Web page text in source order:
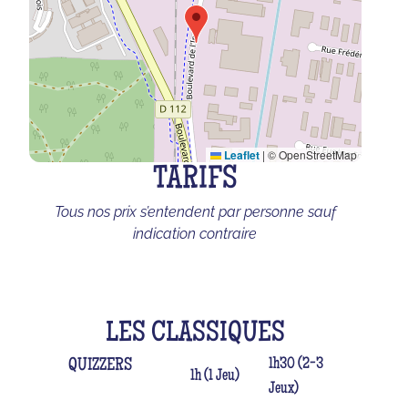
Leaflet | © OpenStreetMap
TARIFS
Tous nos prix s’entendent par personne sauf
indication contraire
LES CLASSIQUES
QUIZZERS
1h (1 Jeu)
1h30 (2-3
Jeux)